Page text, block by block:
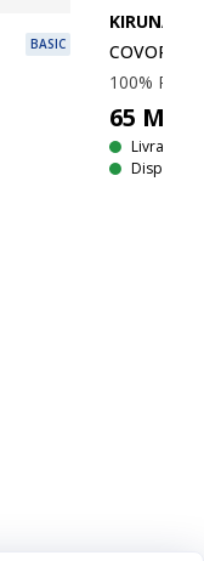
BASIC
KIRUNA
COVORAȘ
65 MDL
Livrare
Disponibil